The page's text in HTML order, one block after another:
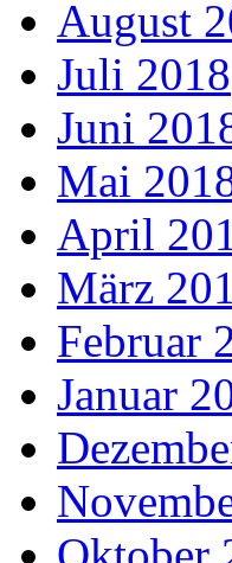
August
Juli 2018
Juni
Mai
April
März
Februar
Januar